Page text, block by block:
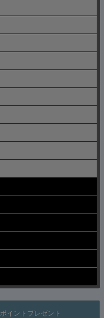
ポイントプレゼント